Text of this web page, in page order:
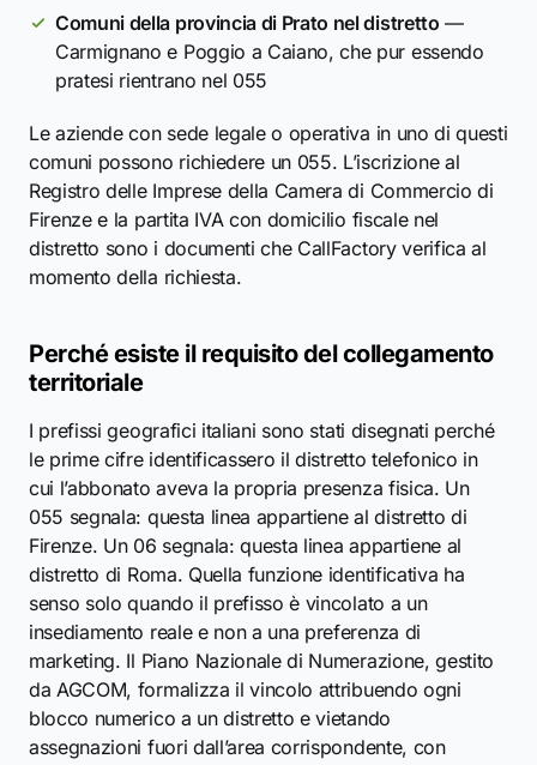
Comuni della provincia di Prato nel distretto —
Carmignano e Poggio a Caiano, che pur essendo
pratesi rientrano nel 055
Le aziende con sede legale o operativa in uno di questi
comuni possono richiedere un 055. L’iscrizione al
Registro delle Imprese della Camera di Commercio di
Firenze e la partita IVA con domicilio fiscale nel
distretto sono i documenti che CallFactory verifica al
momento della richiesta.
Perché esiste il requisito del collegamento
territoriale
I prefissi geografici italiani sono stati disegnati perché
le prime cifre identificassero il distretto telefonico in
cui l’abbonato aveva la propria presenza fisica. Un
055 segnala: questa linea appartiene al distretto di
Firenze. Un 06 segnala: questa linea appartiene al
distretto di Roma. Quella funzione identificativa ha
senso solo quando il prefisso è vincolato a un
insediamento reale e non a una preferenza di
marketing. Il Piano Nazionale di Numerazione, gestito
da AGCOM, formalizza il vincolo attribuendo ogni
blocco numerico a un distretto e vietando
assegnazioni fuori dall’area corrispondente, con